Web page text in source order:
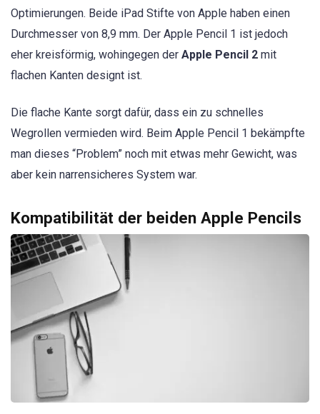
Optimierungen. Beide iPad Stifte von Apple haben einen
Durchmesser von 8,9 mm. Der Apple Pencil 1 ist jedoch
eher kreisförmig, wohingegen der Apple Pencil 2 mit
flachen Kanten designt ist.
Die flache Kante sorgt dafür, dass ein zu schnelles
Wegrollen vermieden wird. Beim Apple Pencil 1 bekämpfte
man dieses “Problem” noch mit etwas mehr Gewicht, was
aber kein narrensicheres System war.
Kompatibilität der beiden Apple Pencils